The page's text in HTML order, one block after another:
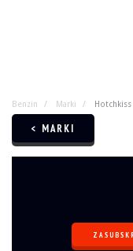
Benzin Marki Hotchkiss
< MARKI